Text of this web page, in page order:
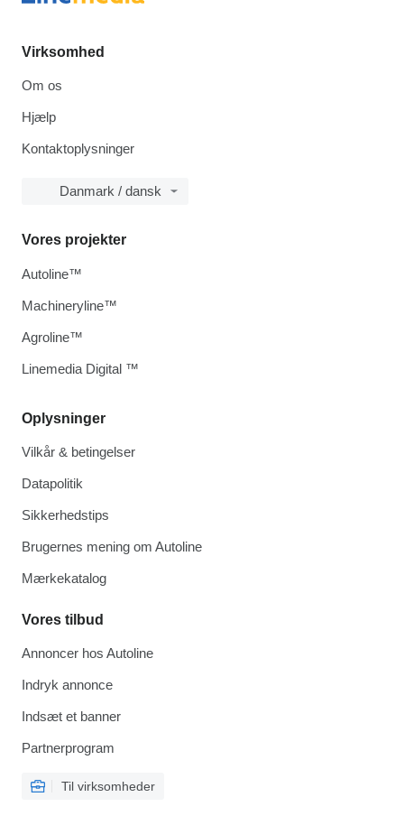
Virksomhed
Om os
Hjælp
Kontaktoplysninger
Danmark / dansk
Oplysninger
Vilkår & betingelser
Datapolitik
Sikkerhedstips
Brugernes mening om Autoline
Mærkekatalog
Vores tilbud
Annoncer hos Autoline
Indryk annonce
Indsæt et banner
Partnerprogram
Til virksomheder
Vores projekter
Autoline™
Machineryline™
Agroline™
Linemedia Digital ™